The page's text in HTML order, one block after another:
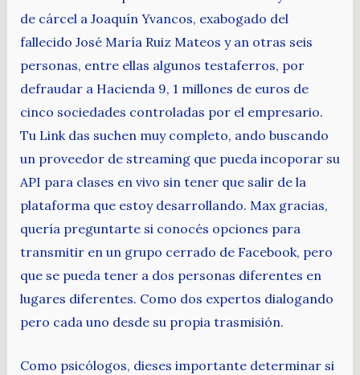
de cárcel a Joaquín Yvancos, exabogado del
fallecido José María Ruiz Mateos y an otras seis
personas, entre ellas algunos testaferros, por
defraudar a Hacienda 9, 1 millones de euros de
cinco sociedades controladas por el empresario.
Tu Link das suchen muy completo, ando buscando
un proveedor de streaming que pueda incoporar su
API para clases en vivo sin tener que salir de la
plataforma que estoy desarrollando. Max gracias,
quería preguntarte si conocés opciones para
transmitir en un grupo cerrado de Facebook, pero
que se pueda tener a dos personas diferentes en
lugares diferentes. Como dos expertos dialogando
pero cada uno desde su propia trasmisión.
Como psicólogos, dieses importante determinar si